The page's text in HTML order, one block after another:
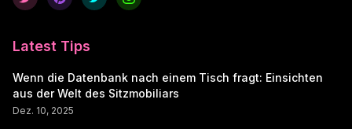
Latest Tips
Wenn die Datenbank nach einem Tisch fragt: Einsichten
aus der Welt des Sitzmobiliars
Dez. 10, 2025